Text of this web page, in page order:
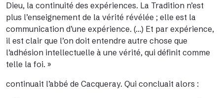
Dieu, la continuité des expériences. La Tradition n’est
plus l’enseignement de la vérité révélée ; elle est la
communication d’une expérience. (…) Et par expérience,
il est clair que l’on doit entendre autre chose que
l’adhésion intellectuelle à une vérité, qui définit comme
telle la foi. »
continuait l’abbé de Cacqueray. Qui concluait alors :